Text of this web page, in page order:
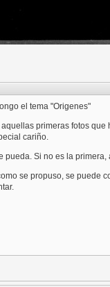
el tema "Origenes"
primeras fotos
cariño.
pueda. Si no es la
se propuso, se puede